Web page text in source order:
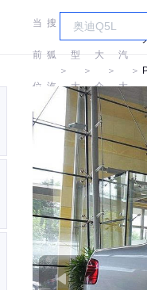
当
前
位
置:
搜
狐
汽
＞
车
型
大
全
＞
大
众
＞
汽
大
＞